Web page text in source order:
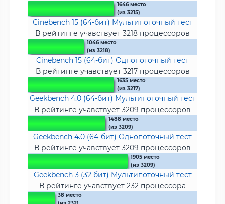
1646 место
(из 3215)
Cinebench 15 (64-бит) Мультипоточный тест
В рейтинге учавствует 3218 процессоров
1046 место
(из 3218)
Cinebench 15 (64-бит) Однопоточный тест
В рейтинге учавствует 3217 процессоров
1635 место
(из 3217)
Geekbench 4.0 (64-бит) Мультипоточный тест
В рейтинге учавствует 3209 процессоров
1488 место
(из 3209)
Geekbench 4.0 (64-бит) Однопоточный тест
В рейтинге учавствует 3209 процессоров
1905 место
(из 3209)
Geekbench 3 (32 бит) Мультипоточный тест
В рейтинге учавствует 232 процессора
38 место